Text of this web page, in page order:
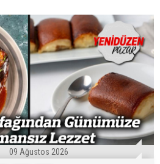
09 Ağustos 2026